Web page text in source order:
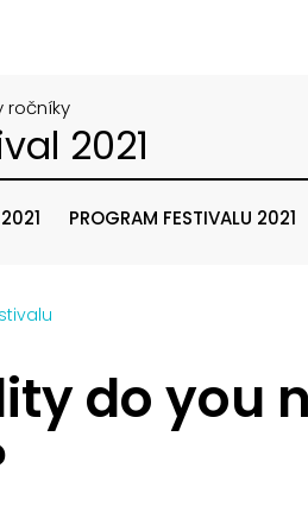
ročníky
2021
PROGRAM FESTIVALU 2021
do you